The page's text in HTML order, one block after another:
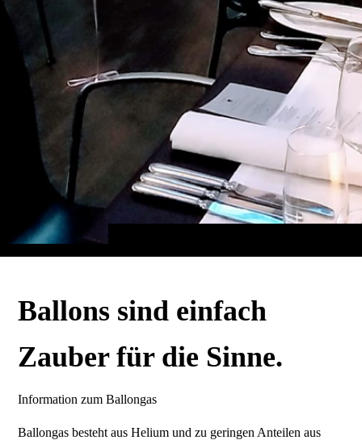
Ballons sind einfach
Zauber für die Sinne.
Information zum Ballongas
Ballongas besteht aus Helium und zu geringen Anteilen aus